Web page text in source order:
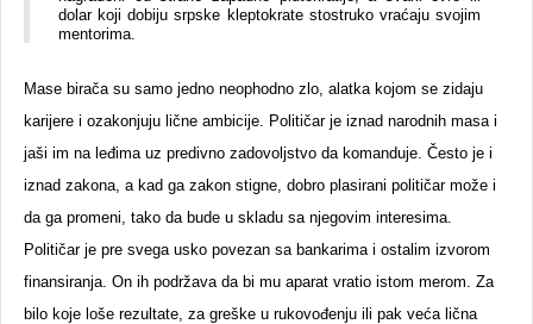
dolar koji dobiju srpske kleptokrate stostruko vraćaju svojim
mentorima.
Mase birača su samo jedno neophodno zlo, alatka kojom se zidaju
karijere i ozakonjuju lične ambicije. Političar je iznad narodnih masa i
jaši im na leđima uz predivno zadovoljstvo da komanduje. Često je i
iznad zakona, a kad ga zakon stigne, dobro plasirani političar može i
da ga promeni, tako da bude u skladu sa njegovim interesima.
Političar je pre svega usko povezan sa bankarima i ostalim izvorom
finansiranja. On ih podržava da bi mu aparat vratio istom merom. Za
bilo koje loše rezultate, za greške u rukovođenju ili pak veća lična